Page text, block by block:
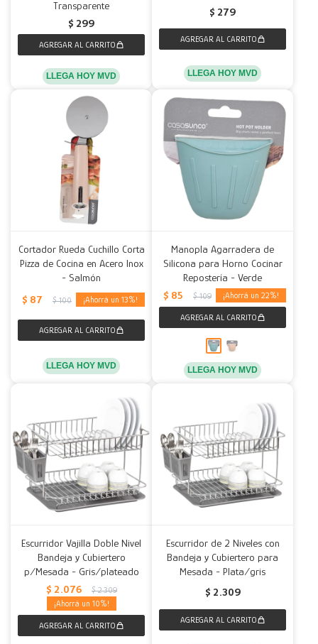
Transparente
$ 299
LLEGA HOY MVD
$ 279
LLEGA HOY MVD
Cortador Rueda Cuchillo Corta
Pizza de Cocina en Acero Inox
- Salmón
$ 87 $ 100 13
LLEGA HOY MVD
Manopla Agarradera de
Silicona para Horno Cocinar
Repostería - Verde
$ 85 $ 109 22
LLEGA HOY MVD
Escurridor Vajilla Doble Nivel
Bandeja y Cubiertero
p/Mesada - Gris/plateado
$ 2.076 $ 2.309
10
Escurridor de 2 Niveles con
Bandeja y Cubiertero para
Mesada - Plata/gris
$ 2.309